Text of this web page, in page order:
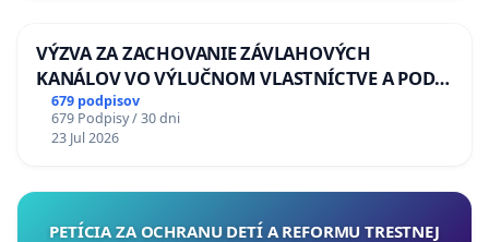
VÝZVA ZA ZACHOVANIE ZÁVLAHOVÝCH
KANÁLOV VO VÝLUČNOM VLASTNÍCTVE A POD
KONTROLOU SLOVENSKEJ REPUBLIKY & žiadosť
na riešenie zanedbaného stavu závlahových a
odvodňovacích kanálov na Slovensku
679 podpisov
679 Podpisy / 30 dni
23 Jul 2026
PETÍCIA ZA OCHRANU DETÍ A REFORMU TRESTNEJ